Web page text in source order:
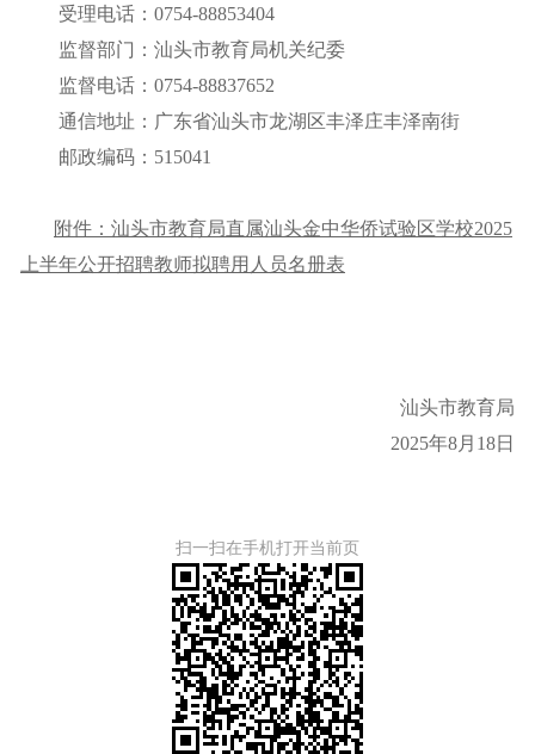
受理电话：0754-88853404
监督部门：汕头市教育局机关纪委
监督电话：0754-88837652
通信地址：广东省汕头市龙湖区丰泽庄丰泽南街
邮政编码：515041
附件：汕头市教育局直属汕头金中华侨试验区学校2025
上半年公开招聘教师拟聘用人员名册表
汕头市教育局
2025年8月18日
扫一扫在手机打开当前页